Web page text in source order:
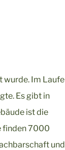
wurde. Im Laufe
Es gibt in
ist die
finden 7000
und